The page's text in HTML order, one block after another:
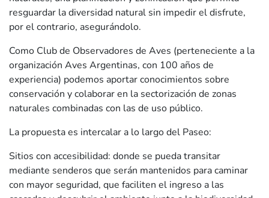
resguardar la diversidad natural sin impedir el disfrute,
por el contrario, asegurándolo.
Como Club de Observadores de Aves (perteneciente a la
organización Aves Argentinas, con 100 años de
experiencia) podemos aportar conocimientos sobre
conservación y colaborar en la sectorización de zonas
naturales combinadas con las de uso público.
La propuesta es intercalar a lo largo del Paseo:
Sitios con accesibilidad: donde se pueda transitar
mediante senderos que serán mantenidos para caminar
con mayor seguridad, que faciliten el ingreso a las